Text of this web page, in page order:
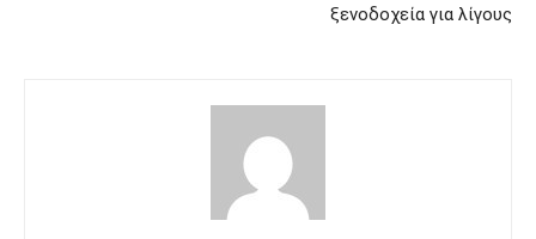
ξενοδοχεία για λίγους